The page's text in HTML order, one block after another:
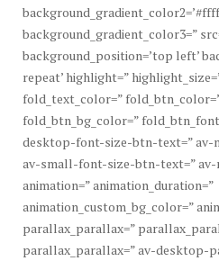
background_gradient_color3=”
background_position=’top left’
repeat’ highlight=”
fold_text_color=”
fold_btn_bg_color=”
desktop-font-size-btn-text=”
av-small-font-size-btn-text=”
animation=” animation_duration=”
animation_custom_bg_color=”
parallax_parallax=”
parallax_parallax=” av-desktop-